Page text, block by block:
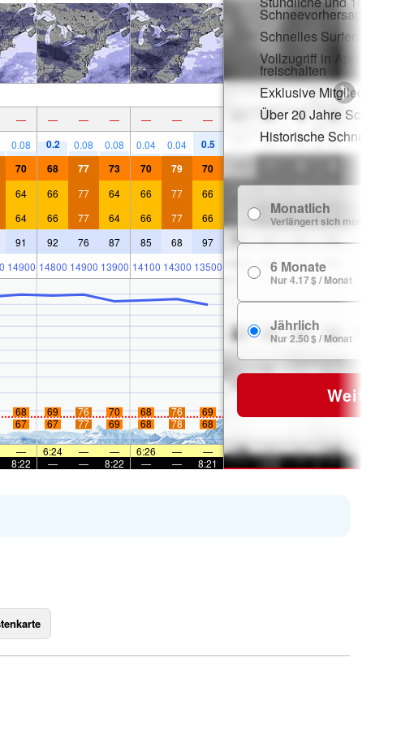
— — — — — — —
0.08 0.2 0.08 0.08 0.04 0.04 0.5
70 68 77 73 70 79 70
64 66 77 64 66 77 66
64 66 77 64 66 77 66
91 92 76 87 85 68 97
14900 14800 14900 13900 14100 14300 13500
68 69 76 70 68 76
69
67 67 77 69 68 78 68
— 6:24 — — 6:26 —
—
8:22 — — 8:22 — — 8:21
Schneevorhersagen
Schnelles Surfen ohne
Vollzugriff in App und
freischalten
Exklusive
Über 20 Jahre
Historische
Monatlich
Verlängert sich monatlich
6 Monate
Nur 4.17 $ / Monat
Jährlich
Nur 2.50 $ / Monat
Weiter